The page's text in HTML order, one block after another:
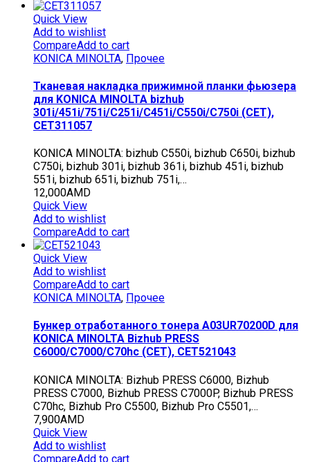
Quick View
Add to wishlist
CompareAdd to cart
KONICA MINOLTA, Прочее
Тканевая накладка прижимной планки фьюзера
для KONICA MINOLTA bizhub
301i/451i/751i/C251i/C451i/C550i/C750i (CET),
CET311057
KONICA MINOLTA: bizhub C550i, bizhub C650i, bizhub
C750i, bizhub 301i, bizhub 361i, bizhub 451i, bizhub
551i, bizhub 651i, bizhub 751i,…
12,000AMD
Quick View
Add to wishlist
CompareAdd to cart
Quick View
Add to wishlist
CompareAdd to cart
KONICA MINOLTA, Прочее
Бункер отработанного тонера A03UR70200D для
KONICA MINOLTA Bizhub PRESS
C6000/C7000/C70hc (CET), CET521043
KONICA MINOLTA: Bizhub PRESS C6000, Bizhub
PRESS C7000, Bizhub PRESS C7000P, Bizhub PRESS
C70hc, Bizhub Pro C5500, Bizhub Pro C5501,…
7,900AMD
Quick View
Add to wishlist
CompareAdd to cart